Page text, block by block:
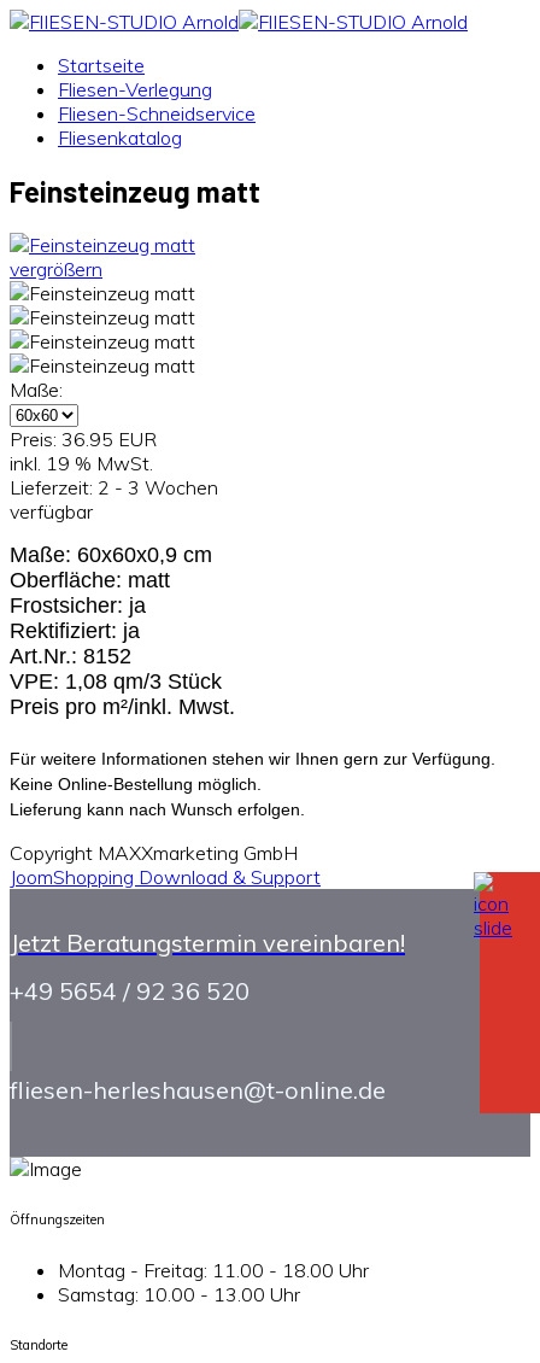
Startseite
Fliesen-Verlegung
Fliesen-Schneidservice
Fliesenkatalog
Feinsteinzeug matt
vergrößern
Maße:
Preis: 36.95 EUR
inkl. 19 % MwSt.
Lieferzeit: 2 - 3 Wochen
verfügbar
Maße: 60x60x0,9 cm
Oberfläche: matt
Frostsicher: ja
Rektifiziert: ja
Art.Nr.: 8152
VPE: 1,08 qm/3 Stück
Preis pro m²/inkl. Mwst.
Für weitere Informationen stehen wir Ihnen gern zur Verfügung.
Keine Online-Bestellung möglich.
Lieferung kann nach Wunsch erfolgen.
Copyright MAXXmarketing GmbH
JoomShopping Download & Support
Jetzt Beratungstermin vereinbaren!
+49 5654 / 92 36 520
fliesen-herleshausen@t-online.de
Öffnungszeiten
Montag - Freitag: 11.00 - 18.00 Uhr
Samstag: 10.00 - 13.00 Uhr
Standorte